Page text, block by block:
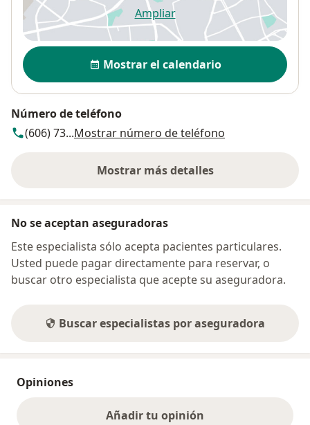
Ampliarse abre en una nueva
Disponibilidad
Mostrar el calendario
Número de teléfono
(606) 73...Mostrar número de teléfono
Mostrar más detalles
sobre la dirección
No se aceptan aseguradoras
Este especialista sólo acepta pacientes particulares.
Usted puede pagar directamente para reservar, o
buscar otro especialista que acepte su aseguradora.
Buscar especialistas por aseguradora
Opiniones
Añadir tu opinión